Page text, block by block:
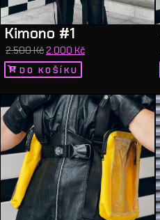
Kimono #1
2.500Kč2.000 Kč
DO KOŠÍKU